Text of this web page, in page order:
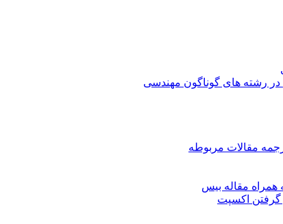
در رشته های گوناگون مهندسی
مقالات مربوطه
همراه مقاله بیس